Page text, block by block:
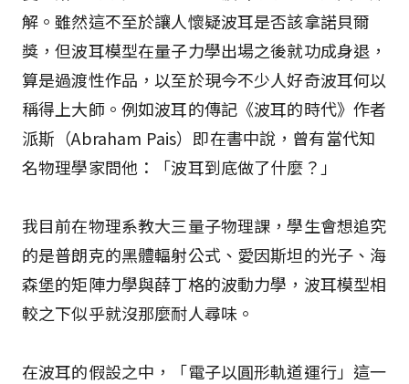
解。雖然這不至於讓人懷疑波耳是否該拿諾貝爾
獎，但波耳模型在量子力學出場之後就功成身退，
算是過渡性作品，以至於現今不少人好奇波耳何以
稱得上大師。例如波耳的傳記《波耳的時代》作者
派斯（Abraham Pais）即在書中說，曾有當代知
名物理學家問他：「波耳到底做了什麼？」
我目前在物理系教大三量子物理課，學生會想追究
的是普朗克的黑體輻射公式、愛因斯坦的光子、海
森堡的矩陣力學與薛丁格的波動力學，波耳模型相
較之下似乎就沒那麼耐人尋味。
在波耳的假設之中，「電子以圓形軌道運行」這一